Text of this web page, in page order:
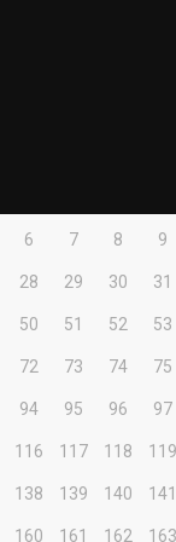
6 7 8 9
28 29 30 31
50 51 52 53
72 73 74 75
94 95 96 97
116 117 118 119
138 139 140 141
160 161 162 163